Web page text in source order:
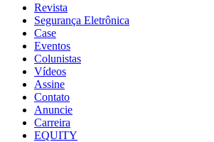
Revista
Segurança Eletrônica
Case
Eventos
Colunistas
Vídeos
Assine
Contato
Anuncie
Carreira
EQUITY